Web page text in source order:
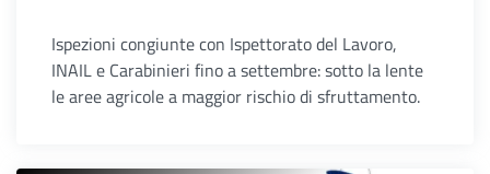
Ispezioni congiunte con Ispettorato del Lavoro,
INAIL e Carabinieri fino a settembre: sotto la lente
le aree agricole a maggior rischio di sfruttamento.